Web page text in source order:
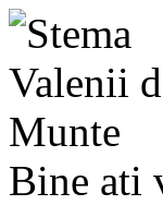
Bine ati